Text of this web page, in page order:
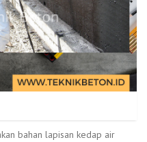
bahan lapisan kedap air